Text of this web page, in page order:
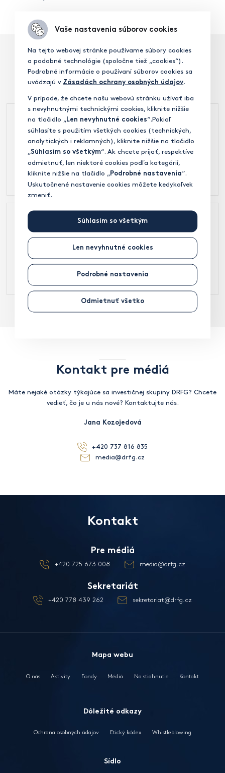
Materiály na stiahnutie
Loga investičné skupiny DRFG
(ZIP, 13.82 MB)
7. 8. 2026
(PDF, 649.68 KB)
26. 5. 2026
Kontakt pre médiá
Máte nejaké otázky týkajúce sa investičnej skupiny DRFG? Chcete
vedieť, čo je u nás nové? Kontaktujte nás.
Jana Kozojedová
+420 737 816 835
media@drfg.cz
Kontakt
Pre médiá
+420 725 673 008 media@drfg.cz
Sekretariát
+420 778 439 262 sekretariat@drfg.cz
Mapa webu
O nás Aktivity Fondy Médiá Na stiahnutie Kontakt
Dôležité odkazy
Ochrana osobných údajov Etický kódex Whistleblowing
Sídlo
Vaše nastavenia súborov cookies
Na tejto webovej stránke používame súbory cookies
a podobné technológie (spoločne tiež „cookies“).
Podrobné informácie o používaní súborov cookies sa
uvádzajú v Zásadách ochrany osobných údajov
V prípade, že chcete našu webovú stránku užívať iba
s nevyhnutnými technickými cookies, kliknite nižšie
na tlačidlo „
Len nevyhnutné cookies“.Pokiaľ
súhlasíte s použitím všetkých cookies (technických,
analytických i reklamných), kliknite nižšie na tlačidlo
Súhlasím so všetkým“. Ak chcete prijať, respektíve
odmietnuť, len niektoré cookies podľa kategórií,
kliknite nižšie na tlačidlo „
Podrobné nastavenia“.
Uskutočnené nastavenie cookies môžete kedykoľvek
zmeniť.
Súhlasím so všetkým
Len nevyhnutné cookies
Podrobné nastavenia
Odmietnuť všetko